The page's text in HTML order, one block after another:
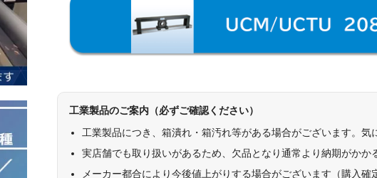
工業製品のご案内（必ずご確認ください）
工業製品につき、箱潰れ・箱汚れ等がある場合がございます。気
実店舗でも取り扱いがあるため、欠品となり通常より納期がかか
メーカー都合により今後値上がりする場合がございます（購入確